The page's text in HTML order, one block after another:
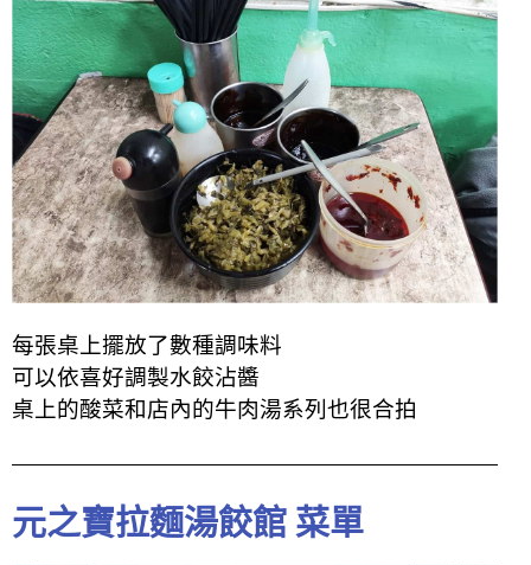
每張桌上擺放了數種調味料
可以依喜好調製水餃沾醬
桌上的酸菜和店內的牛肉湯系列也很合拍
元之寶拉麵湯餃館 菜單